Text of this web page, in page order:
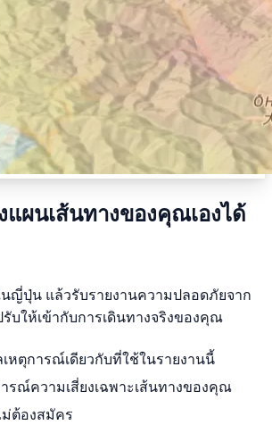
แผนเส้นทางของคุณเองได้
นญี่ปุ่น แล้วรับรายงานความปลอดภัยจาก
บให้เข้ากับการเดินทางจริงของคุณ
หตุการณ์เดียวกับที่ใช้ในรายงานนี้
รณ์ความเสี่ยงเฉพาะเส้นทางของคุณ
ต้องสมัคร